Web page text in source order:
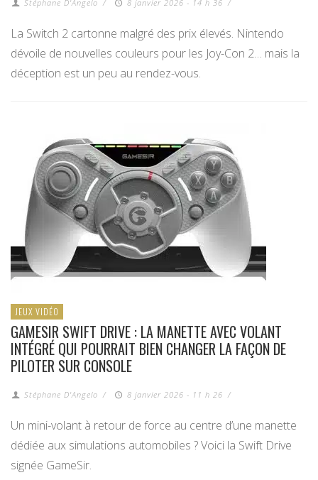
Stéphane D'Angelo / 8 janvier 2026 - 14 h 36 /
La Switch 2 cartonne malgré des prix élevés. Nintendo
dévoile de nouvelles couleurs pour les Joy-Con 2… mais la
déception est un peu au rendez-vous.
JEUX VIDÉO
GAMESIR SWIFT DRIVE : LA MANETTE AVEC VOLANT
INTÉGRÉ QUI POURRAIT BIEN CHANGER LA FAÇON DE
PILOTER SUR CONSOLE
Stéphane D'Angelo / 8 janvier 2026 - 11 h 26 /
Un mini-volant à retour de force au centre d’une manette
dédiée aux simulations automobiles ? Voici la Swift Drive
signée GameSir.